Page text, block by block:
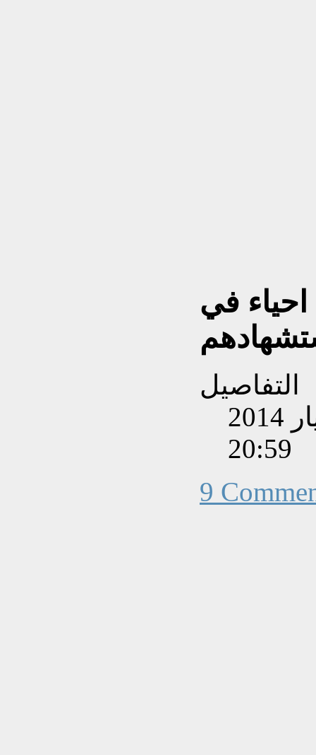
في
التفاصيل
تم إنشاءه بتاريخ الإثنين, 05 أيار 2014
20:59
9